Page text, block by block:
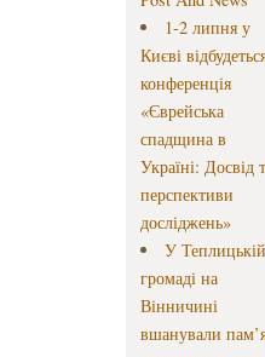
1-2 липня у
Києві
конференція
«Єврейська
спадщина в
Україні: Досвід
перспективи
досліджень»
У Теплицькій
громаді на
Вінничині
вшанували